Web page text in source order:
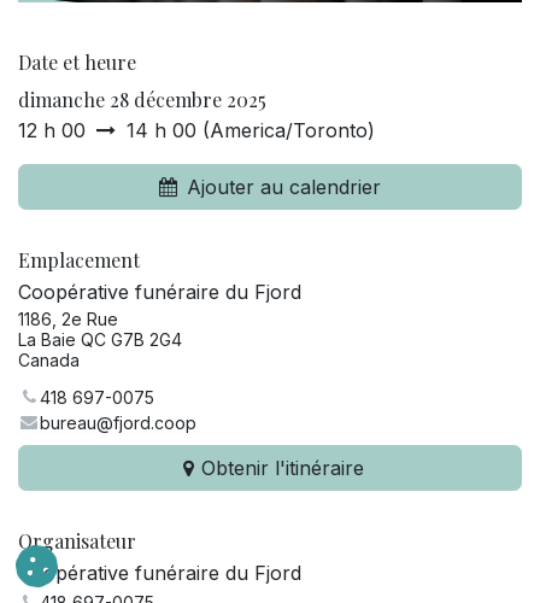
Date et heure
dimanche 28 décembre 2025
12 h 00 14 h 00 (America/Toronto)
Ajouter au calendrier
Emplacement
Coopérative funéraire du Fjord
1186, 2e Rue
La Baie QC G7B 2G4
Canada
418 697-0075
bureau@fjord.coop
Obtenir l'itinéraire
Organisateur
Coopérative funéraire du Fjord